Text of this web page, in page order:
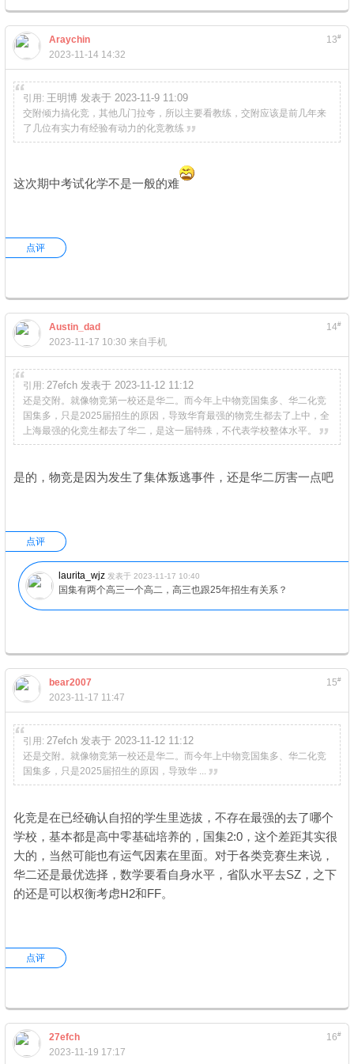
13#
Araychin
2023-11-14 14:32
引用: 王明博 发表于 2023-11-9 11:09
交附倾力搞化竞，其他几门拉夸，所以主要看教练，交附应该是前几年来
了几位有实力有经验有动力的化竞教练
这次期中考试化学不是一般的难
点评
14#
Austin_dad
2023-11-17 10:30 来自手机
引用: 27efch 发表于 2023-11-12 11:12
还是交附。就像物竞第一校还是华二。而今年上中物竞国集多、华二化竞
国集多，只是2025届招生的原因，导致华育最强的物竞生都去了上中，全
上海最强的化竞生都去了华二，是这一届特殊，不代表学校整体水平。
是的，物竞是因为发生了集体叛逃事件，还是华二厉害一点吧
点评
laurita_wjz 发表于 2023-11-17 10:40
国集有两个高三一个高二，高三也跟25年招生有关系？
15#
bear2007
2023-11-17 11:47
引用: 27efch 发表于 2023-11-12 11:12
还是交附。就像物竞第一校还是华二。而今年上中物竞国集多、华二化竞
国集多，只是2025届招生的原因，导致华 ...
化竞是在已经确认自招的学生里选拔，不存在最强的去了哪个
学校，基本都是高中零基础培养的，国集2:0，这个差距其实很
大的，当然可能也有运气因素在里面。对于各类竞赛生来说，
华二还是最优选择，数学要看自身水平，省队水平去SZ，之下
的还是可以权衡考虑H2和FF。
点评
16#
27efch
2023-11-19 17:17